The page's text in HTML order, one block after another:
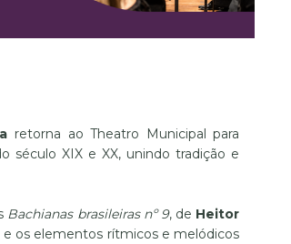
retorna ao Theatro Municipal para
século XIX e XX, unindo tradição e
Bachianas brasileiras nº 9, de Heitor
e os elementos rítmicos e melódicos